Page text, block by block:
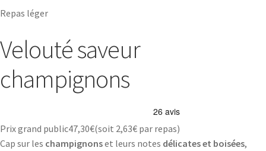
Repas léger
Velouté saveur
champignons
Prix grand public47,30€(soit 2,63€ par repas)
Cap sur les champignonset leurs notes délicates et boisées,